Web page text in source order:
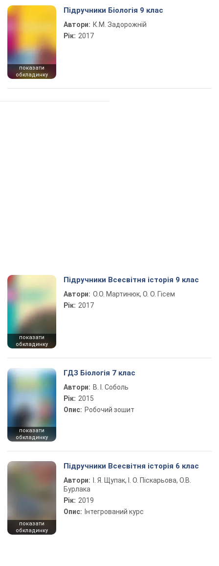
показати
обкладинку
Підручники Біологія 9 клас
Автори: К.М. Задорожній
Рік: 2017
показати
обкладинку
Підручники Всесвітня історія 9 клас
Автори: О.О. Мартинюк, О. О. Гісем
Рік: 2017
показати
обкладинку
ГДЗ Біологія 7 клас
Автори: В. І. Соболь
Рік: 2015
Опис: Робочий зошит
показати
обкладинку
Підручники Всесвітня історія 6 клас
Автори:
І. Я. Щупак, І. О. Піскарьова, О.В.
Бурлака
Рік: 2019
Опис: Інтегрований курс